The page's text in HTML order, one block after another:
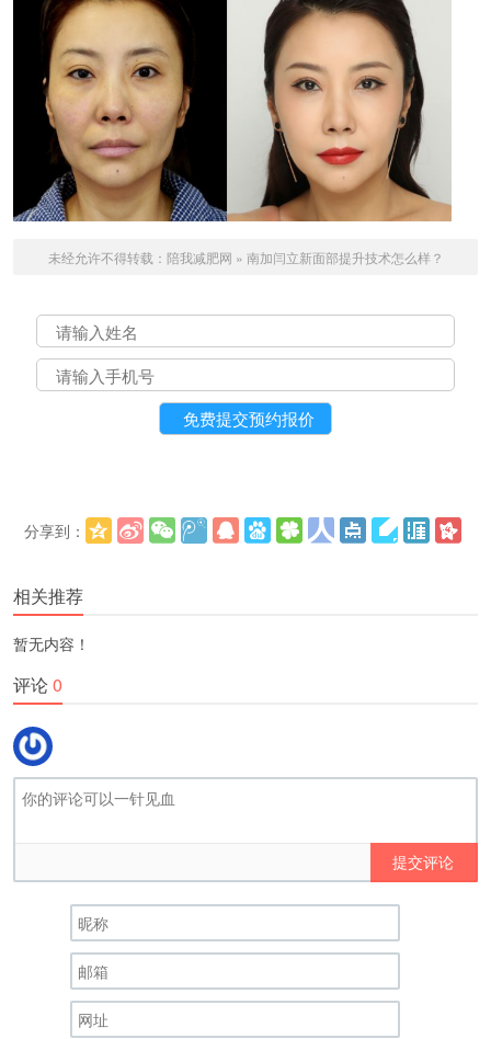
未经允许不得转载： 陪我减肥网 » 南加闫立新面部提升技术怎么样？
分享到：
相关推荐
暂无内容！
评论0
提交评论